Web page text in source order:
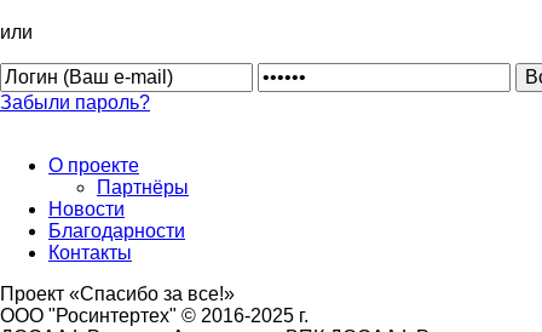
или
Забыли пароль?
О проекте
Партнёры
Новости
Благодарности
Контакты
Проект «Спасибо за все!»
ООО "Росинтертех" © 2016-2025 г.